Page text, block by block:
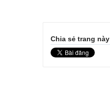
Chia sẻ trang này